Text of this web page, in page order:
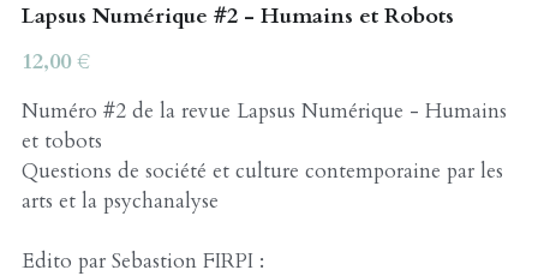
Lapsus Numérique #2 - Humains et Robots
12,00 €
Numéro #2 de la revue Lapsus Numérique - Humains
et tobots
Questions de société et culture contemporaine par les
arts et la psychanalyse
Edito par Sebastion FIRPI :